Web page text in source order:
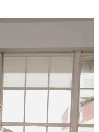
視為有效，需透過AFTEE先享
帳頁面顯示為準，若有關於
問，請聯繫「AFTEE先享後付
support/home
先享後付」服務完成之交
並將交易相關給付款項請求債
：
監護人之同意方可使用
費